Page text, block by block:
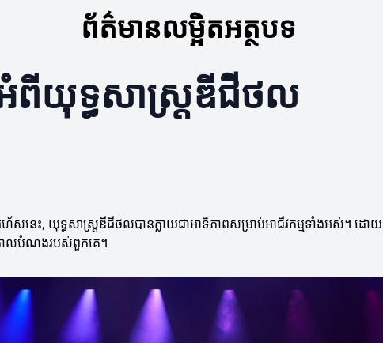
ព័ត៌មានលម្អិតអត្ថបទ
យុទ្ធសាស្ត្រឌីជីថល
នេះ, យុទ្ធសាស្ត្រឌីជីថលបានក្លាយជាអាទិភាពសម្រាប់អាជីវកម្មទាំងអស់។ ដោយស
គោលបំណងរបស់ពួកគេ។